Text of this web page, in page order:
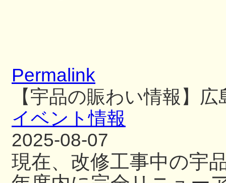
Permalink
【宇品の賑わい情報】
イベント情報
2025-08-07
現在、改修工事中の宇